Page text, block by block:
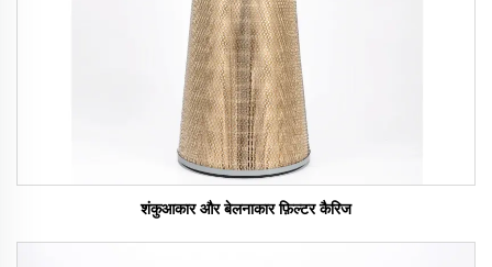
शंकुआकार और बेलनाकार फ़िल्टर कैरिज